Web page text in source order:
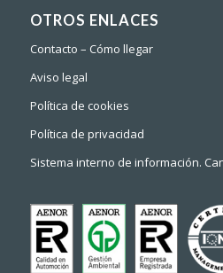
OTROS ENLACES
Contacto – Cómo llegar
Aviso legal
Política de cookies
Política de privacidad
Sistema interno de información.